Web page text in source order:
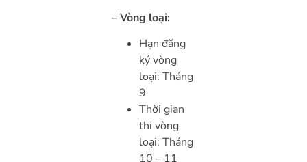
– Vòng loại:
Hạn đăng
ký vòng
loại: Tháng
9
Thời gian
thi vòng
loại: Tháng
10 – 11